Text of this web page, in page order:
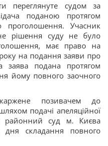
переглянуте судом за
поданою протягом
Учасник
рішення суду не було
має право на
на подання заяви про
заява подана протягом
йому повного заочного
позивачем до
подачі апеляційної
районний суд м. Києва
дня складання повного